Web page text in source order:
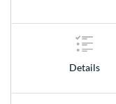
Details